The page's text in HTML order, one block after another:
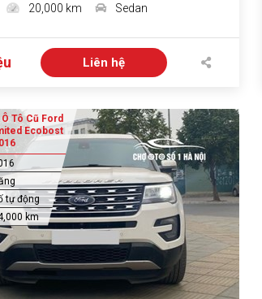
20,000 km Sedan
Liên hệ
Tô Cũ Ford
Ecobost
tự động
km